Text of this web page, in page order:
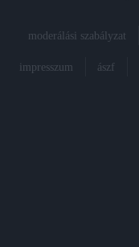
moderálási szabályzat
impresszum ászf